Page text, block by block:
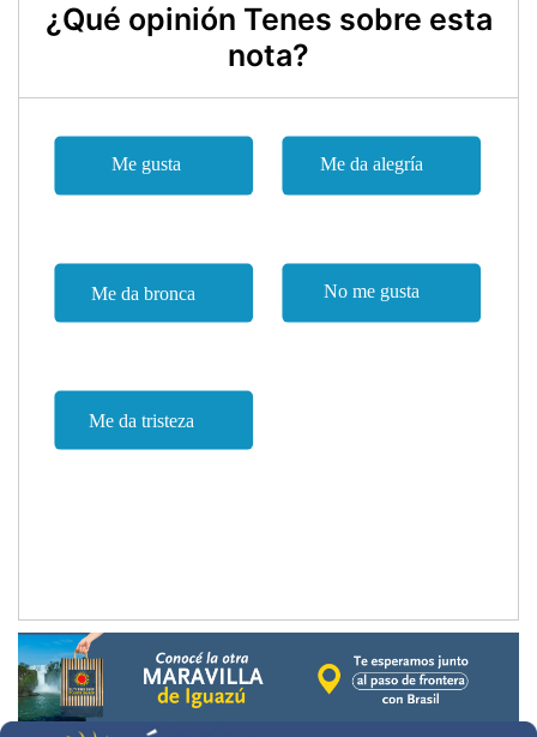
¿Qué opinión Tenes sobre esta
nota?